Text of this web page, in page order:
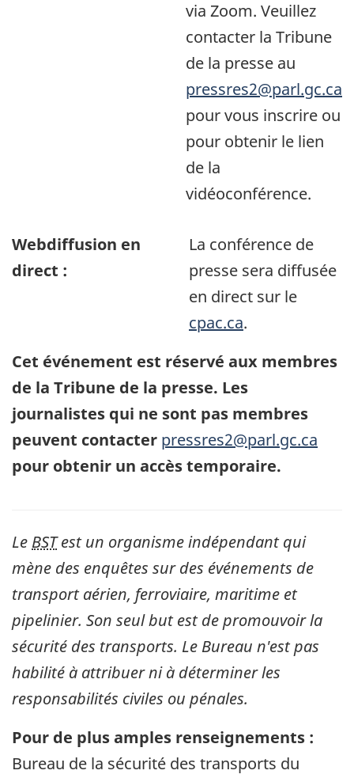
via Zoom. Veuillez
contacter la Tribune
de la presse au
pressres2@parl.gc.ca
pour vous inscrire ou
pour obtenir le lien
de la
vidéoconférence.
Webdiffusion en
direct :
La conférence de
presse sera diffusée
en direct sur le
cpac.ca.
Cet événement est réservé aux membres
de la Tribune de la presse. Les
journalistes qui ne sont pas membres
peuvent contacter pressres2@parl.gc.ca
pour obtenir un accès temporaire.
Le BSTest un organisme indépendant qui
mène des enquêtes sur des événements de
transport aérien, ferroviaire, maritime et
pipelinier. Son seul but est de promouvoir la
sécurité des transports. Le Bureau n'est pas
habilité à attribuer ni à déterminer les
responsabilités civiles ou pénales.
Pour de plus amples renseignements :
Bureau de la sécurité des transports du